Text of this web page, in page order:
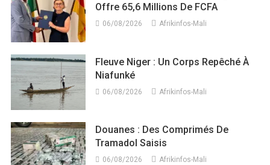
Offre 65,6 Millions De FCFA
06/08/2026 Afrikinfos-Mali
Fleuve Niger : Un Corps Repêché À
Niafunké
06/08/2026 Afrikinfos-Mali
Douanes : Des Comprimés De
Tramadol Saisis
06/08/2026 Afrikinfos-Mali